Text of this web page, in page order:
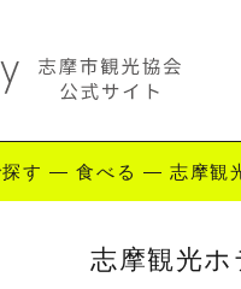
す —食べる —志摩観
志摩観光